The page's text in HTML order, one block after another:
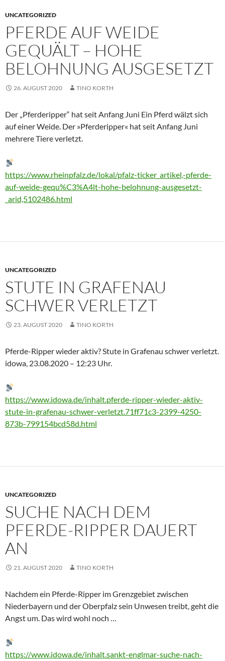
UNCATEGORIZED
PFERDE AUF WEIDE
GEQUÄLT – HOHE
BELOHNUNG AUSGESETZT
26. AUGUST 2020 TINO KORTH
Der „Pferderipper“ hat seit Anfang Juni Ein Pferd wälzt sich
auf einer Weide. Der »Pferderipper« hat seit Anfang Juni
mehrere Tiere verletzt.
https://www.rheinpfalz.de/lokal/pfalz-ticker_artikel,-pferde-
auf-weide-gequ%C3%A4lt-hohe-belohnung-ausgesetzt-
_arid,5102486.html
UNCATEGORIZED
STUTE IN GRAFENAU
SCHWER VERLETZT
23. AUGUST 2020 TINO KORTH
Pferde-Ripper wieder aktiv? Stute in Grafenau schwer verletzt.
idowa, 23.08.2020 – 12:23 Uhr.
https://www.idowa.de/inhalt.pferde-ripper-wieder-aktiv-
stute-in-grafenau-schwer-verletzt.71ff71c3-2399-4250-
873b-799154bcd58d.html
UNCATEGORIZED
SUCHE NACH DEM
PFERDE-RIPPER DAUERT
AN
21. AUGUST 2020 TINO KORTH
Nachdem ein Pferde-Ripper im Grenzgebiet zwischen
Niederbayern und der Oberpfalz sein Unwesen treibt, geht die
Angst um. Das wird wohl noch …
https://www.idowa.de/inhalt.sankt-englmar-suche-nach-